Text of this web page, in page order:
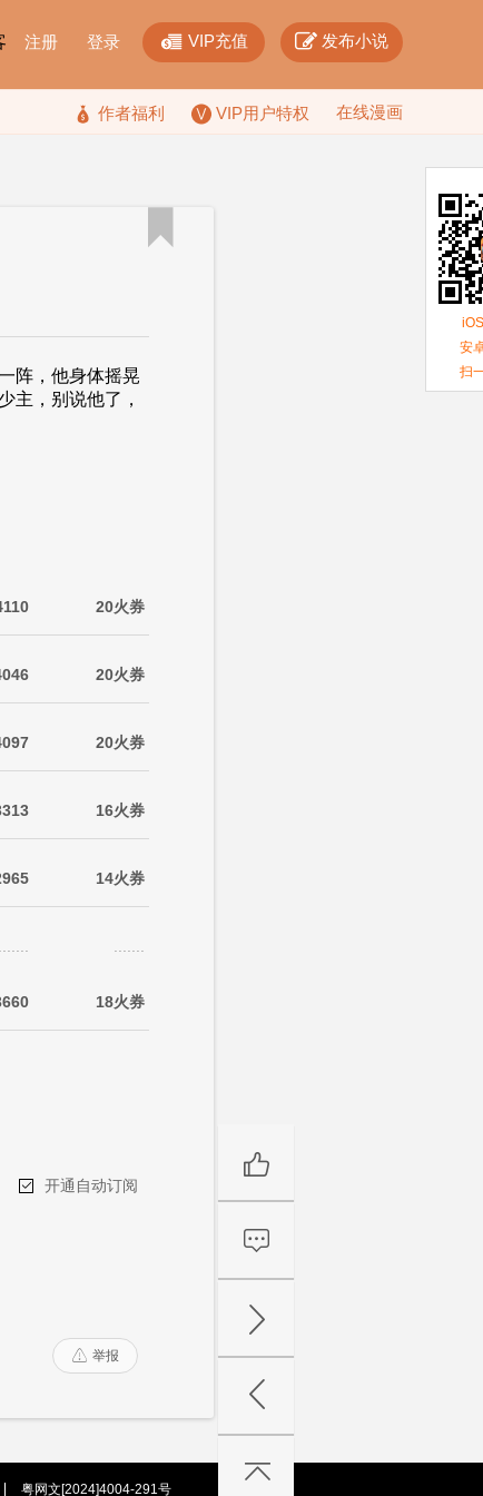
注册 登录  VIP充值  发布小说
 作者福利 VIP用户特权 在线漫画
阵，他身体摇晃
主，别说他了，
20火券
20火券
20火券
16火券
14火券
18火券
 开通自动订阅
 举报

粤网文[2024]4004-291号
安
扫